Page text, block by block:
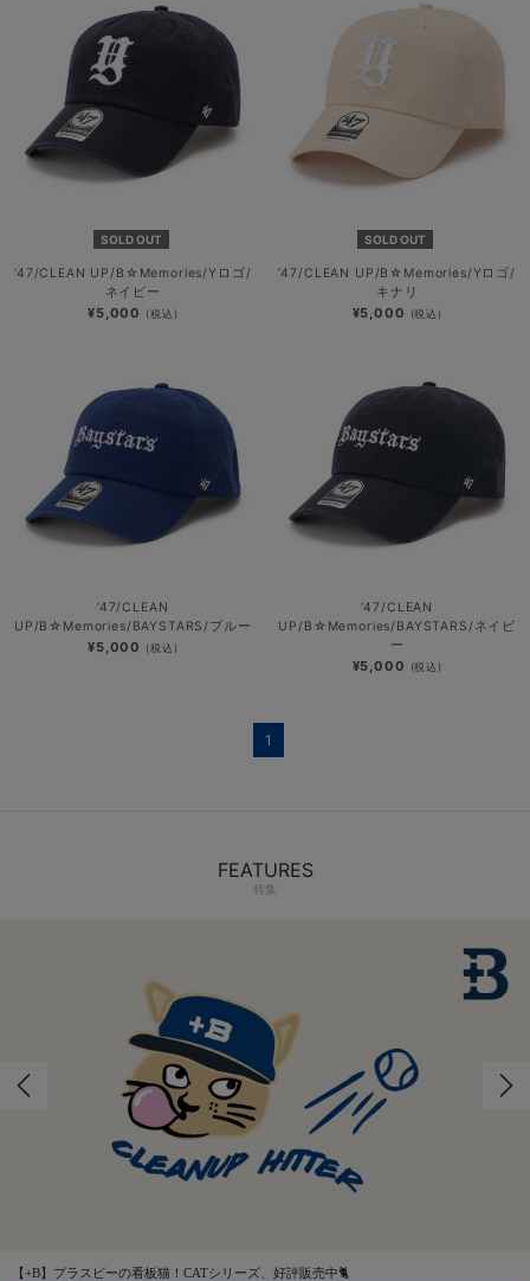
SOLD OUT
’47/CLEAN UP/B☆Memories/Yロゴ/
ネイビー
¥5,000 (税込)
SOLD OUT
’47/CLEAN UP/B☆Memories/Yロゴ/
キナリ
¥5,000 (税込)
’47/CLEAN
UP/B☆Memories/BAYSTARS/ブルー
¥5,000 (税込)
’47/CLEAN
UP/B☆Memories/BAYSTARS/ネイビ
ー
¥5,000 (税込)
1
FEATURES
特集
【+B】プラスビーの看板猫！CATシリーズ、好評販売中🐈